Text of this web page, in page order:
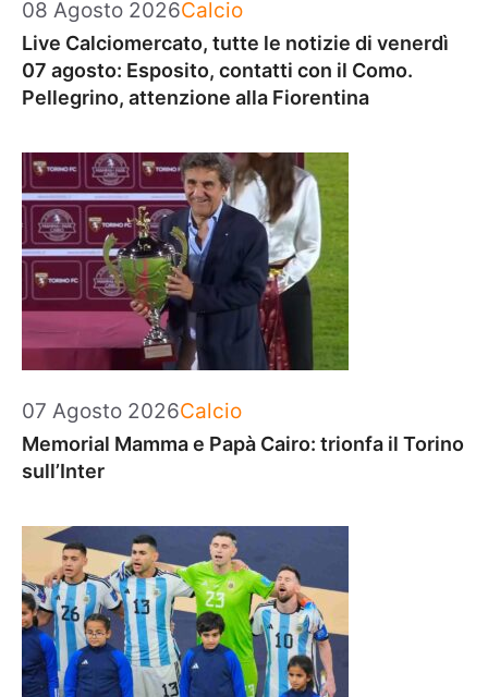
08 Agosto 2026Categorie
Calcio
Live Calciomercato, tutte le notizie di venerdì
07 agosto: Esposito, contatti con il Como.
Pellegrino, attenzione alla Fiorentina
07 Agosto 2026Categorie
Calcio
Memorial Mamma e Papà Cairo: trionfa il Torino
sull’Inter